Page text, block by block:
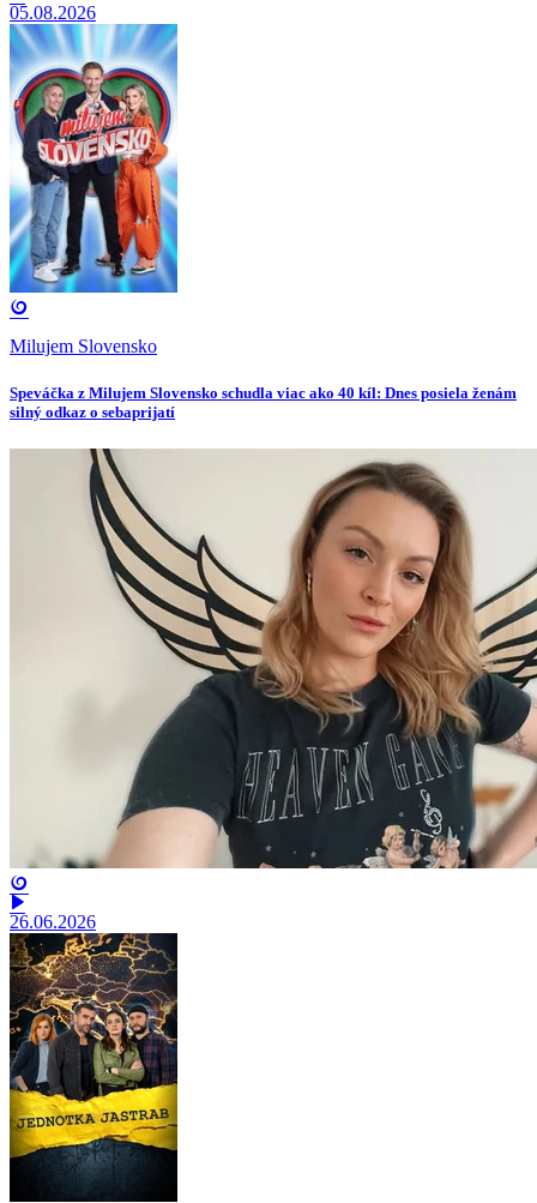
05.08.2026
Milujem Slovensko
Speváčka z Milujem Slovensko schudla viac ako 40 kíl: Dnes posiela ženám
silný odkaz o sebaprijatí
26.06.2026